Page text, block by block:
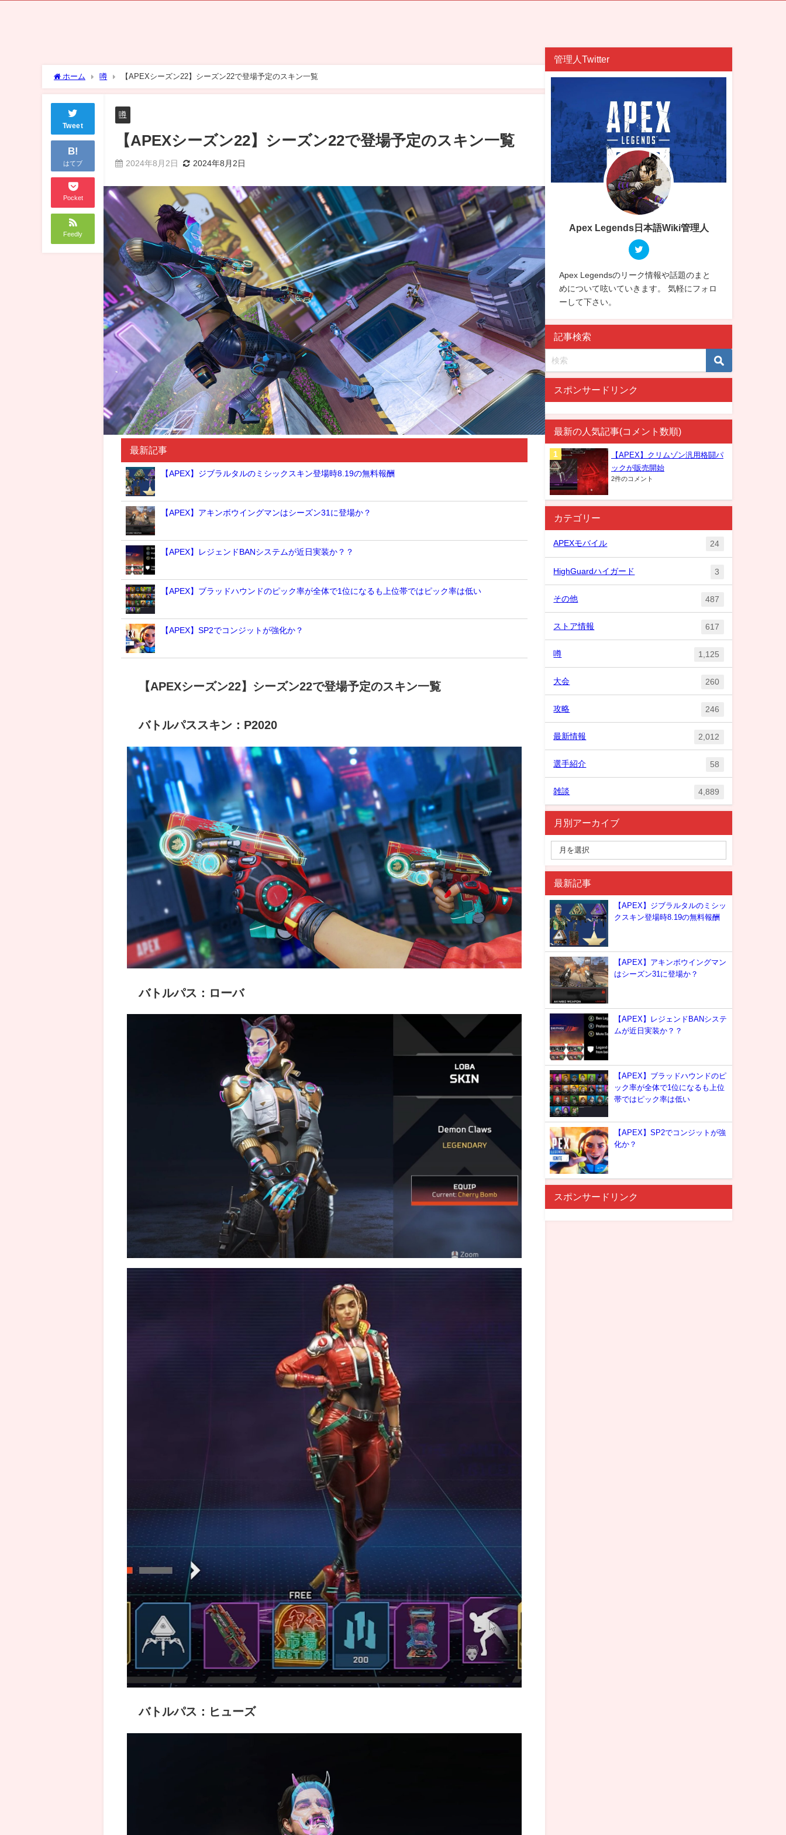
ホーム 噂 【APEXシーズン22】シーズン22で登場予定のスキン一覧
Tweet
B!
はてブ
Pocket
Feedly
噂
【APEXシーズン22】シーズン22で登場予定のスキン一覧
2024年8月2日 2024年8月2日
最新記事
【APEX】ジブラルタルのミシックスキン登場時8.19の無料報酬
【APEX】アキンボウイングマンはシーズン31に登場か？
【APEX】レジェンドBANシステムが近日実装か？？
【APEX】ブラッドハウンドのピック率が全体で1位になるも上位帯ではピック率は低い
【APEX】SP2でコンジットが強化か？
【APEXシーズン22】シーズン22で登場予定のスキン一覧
バトルパススキン：P2020
バトルパス：ローバ
バトルパス：ヒューズ
管理人Twitter
Apex Legends日本語Wiki管理人
Apex Legendsのリーク情報や話題のまと
めについて呟いていきます。 気軽にフォロ
ーして下さい。
記事検索
スポンサードリンク
最新の人気記事(コメント数順)
【APEX】クリムゾン汎用格闘パ
ックが販売開始
2件のコメント
カテゴリー
APEXモバイル 24
HighGuardハイガード 3
その他 487
ストア情報 617
噂 1,125
大会 260
攻略 246
最新情報 2,012
選手紹介 58
雑談 4,889
月別アーカイブ
最新記事
【APEX】ジブラルタルのミシッ
クスキン登場時8.19の無料報酬
【APEX】アキンボウイングマン
はシーズン31に登場か？
【APEX】レジェンドBANシステ
ムが近日実装か？？
【APEX】ブラッドハウンドのピ
ック率が全体で1位になるも上位
帯ではピック率は低い
【APEX】SP2でコンジットが強
化か？
スポンサードリンク